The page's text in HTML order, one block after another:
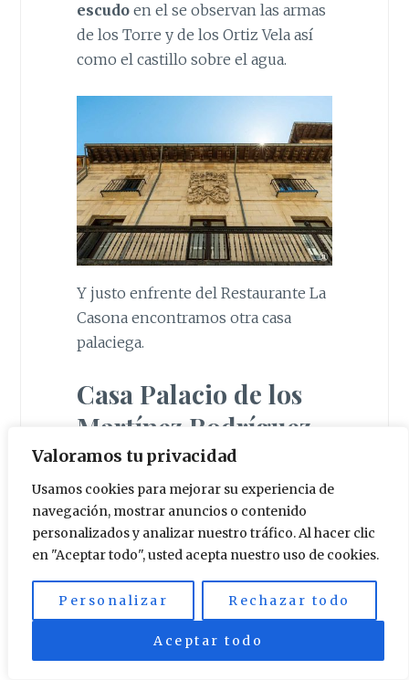
Valoramos tu privacidad
Usamos cookies para mejorar su experiencia de
navegación, mostrar anuncios o contenido
personalizados y analizar nuestro tráfico. Al hacer clic
en "Aceptar todo", usted acepta nuestro uso de cookies.
Personalizar Rechazar todo
Aceptar todo
escudoen el se observan las armas
de los Torre y de los Ortiz Vela así
como el castillo sobre el agua.
Y justo enfrente del Restaurante La
Casona encontramos otra casa
palaciega.
Casa Palacio de los
Martínez Rodríguez
En este caso se trata de la Casa
Palacio de los Martínez Rodríguez y
actualmente es la sede de una
entidad bancaria. Aún así, no deja de